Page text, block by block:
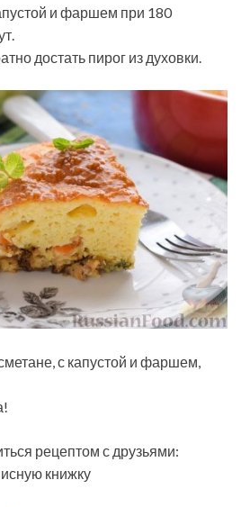
и фаршем при 180
достать пирог из духовки.
с капустой и фаршем,
рецептом с друзьями:
книжку